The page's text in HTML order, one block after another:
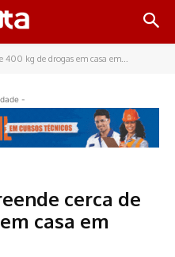
400 kg de drogas em casa em...
-
cerca de
casa em